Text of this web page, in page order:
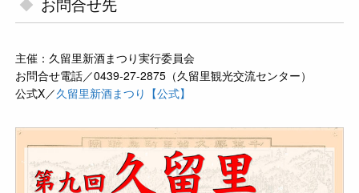
主催：久留里新酒まつり実行委員会
お問合せ電話／0439-27-2875（久留里観光交流センター）
公式X／久留里新酒まつり【公式】